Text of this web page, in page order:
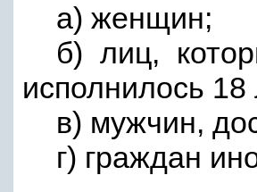
а) женщин;
б) лиц,
исполнилось 18
в) мужчин,
г) граждан